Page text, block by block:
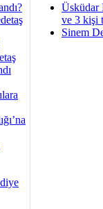
Üsküdar
ve 3 kişi
Sinem